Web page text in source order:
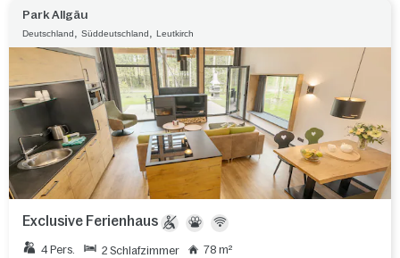
Park Allgäu
Deutschland Süddeutschland Leutkirch
Exclusive Ferienhaus
4 Pers. 2 Schlafzimmer 78 m²